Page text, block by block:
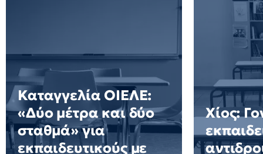
Καταγγελία ΟΙΕΛΕ:
«Δύο μέτρα και δύο
σταθμά» για
εκπαιδευτικούς με
Χίος: